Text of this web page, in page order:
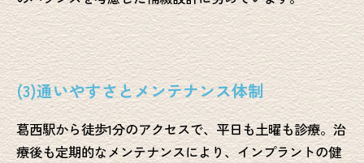
(3)通いやすさとメンテナンス体制
葛西駅から徒歩1分のアクセスで、平日も土曜も診療。治
療後も定期的なメンテナンスにより、インプラントの健